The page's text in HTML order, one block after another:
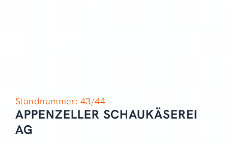
Standnummer: 43/44
APPENZELLER SCHAUKÄSEREI
AG